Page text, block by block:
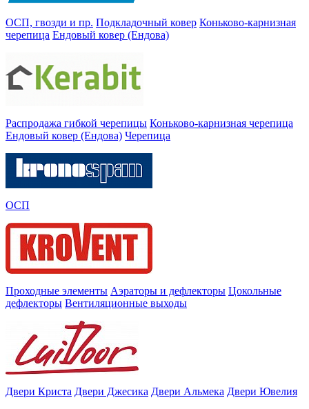
ОСП, гвозди и пр. Подкладочный ковер Коньково-карнизная
черепица Ендовый ковер (Ендова)
Распродажа гибкой черепицы Коньково-карнизная черепица
Ендовый ковер (Ендова) Черепица
ОСП
Проходные элементы Аэраторы и дефлекторы Цокольные
дефлекторы Вентиляционные выходы
Двери Криста Двери Джесика Двери Альмека Двери Ювелия